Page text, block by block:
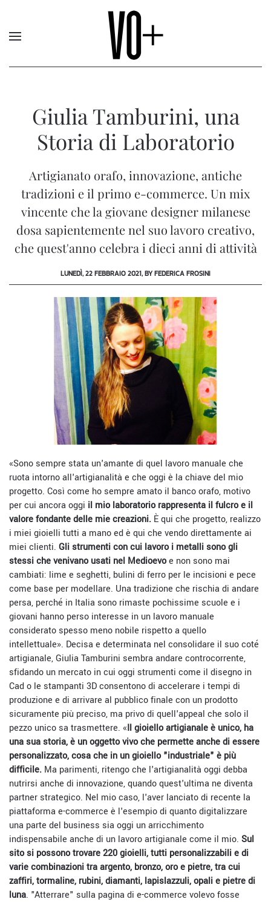
Giulia Tamburini, una
Storia di Laboratorio
Artigianato orafo, innovazione, antiche
tradizioni e il primo e-commerce. Un mix
vincente che la giovane designer milanese
dosa sapientemente nel suo lavoro creativo,
che quest'anno celebra i dieci anni di attività
LUNEDÌ, 22 FEBBRAIO 2021, BY FEDERICA FROSINI
«Sono sempre stata un'amante di quel lavoro manuale che
ruota intorno all'artigianalità e che oggi è la chiave del mio
progetto. Così come ho sempre amato il banco orafo, motivo
per cui ancora oggi il mio laboratorio rappresenta il fulcro e il
valore fondante delle mie creazioni. È qui che progetto, realizzo
i miei gioielli tutti a mano ed è qui che vendo direttamente ai
miei clienti. Gli strumenti con cui lavoro i metalli sono gli
stessi che venivano usati nel Medioevoe non sono mai
cambiati: lime e seghetti, bulini di ferro per le incisioni e pece
come base per modellare. Una tradizione che rischia di andare
persa, perché in Italia sono rimaste pochissime scuole e i
giovani hanno perso interesse in un lavoro manuale
considerato spesso meno nobile rispetto a quello
intellettuale». Decisa e determinata nel consolidare il suo coté
artigianale, Giulia Tamburini sembra andare controcorrente,
sfidando un mercato in cui oggi strumenti come il disegno in
Cad o le stampanti 3D consentono di accelerare i tempi di
produzione e di arrivare al pubblico finale con un prodotto
sicuramente più preciso, ma privo di quell'appeal che solo il
pezzo unico sa trasmettere. «Il gioiello artigianale è unico, ha
una sua storia, è un oggetto vivo che permette anche di essere
personalizzato, cosa che in un gioiello "industriale" è più
difficile. Ma parimenti, ritengo che l'artigianalità oggi debba
nutrirsi anche di innovazione, quando quest'ultima ne diventa
partner strategico. Nel mio caso, l'aver lanciato di recente la
piattaforma e-commerce è l'esempio di quanto digitalizzare
una parte del business sia oggi un arricchimento
indispensabile anche di un lavoro artigianale come il mio. Sul
sito si possono trovare 220 gioielli, tutti personalizzabili e di
varie combinazioni tra argento, bronzo, oro e pietre, tra cui
zaffiri, tormaline, rubini, diamanti, lapislazzuli, opali e pietre di
luna. "Atterrare" sulla pagina di e-commerce volevo fosse